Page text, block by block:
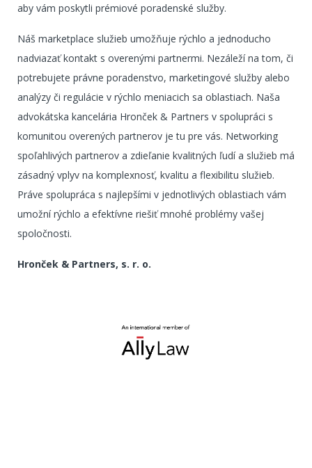
aby vám poskytli prémiové poradenské služby.
Náš marketplace služieb umožňuje rýchlo a jednoducho
nadviazať kontakt s overenými partnermi. Nezáleží na tom, či
potrebujete právne poradenstvo, marketingové služby alebo
analýzy či regulácie v rýchlo meniacich sa oblastiach. Naša
advokátska kancelária Hronček & Partners v spolupráci s
komunitou overených partnerov je tu pre vás. Networking
spoľahlivých partnerov a zdieľanie kvalitných ľudí a služieb má
zásadný vplyv na komplexnosť, kvalitu a flexibilitu služieb.
Práve spolupráca s najlepšími v jednotlivých oblastiach vám
umožní rýchlo a efektívne riešiť mnohé problémy vašej
spoločnosti.
Hronček & Partners, s. r. o.